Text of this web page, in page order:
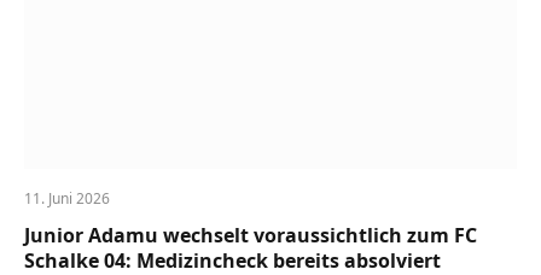
11. Juni 2026
Junior Adamu wechselt voraussichtlich zum FC
Schalke 04: Medizincheck bereits absolviert